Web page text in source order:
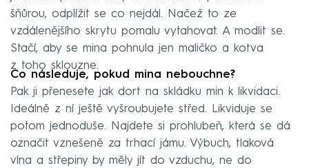
šňůrou, odplížit se co nejdál. Načež to ze
vzdálenějšího skrytu pomalu vytahovat. A modlit se.
Stačí, aby se mina pohnula jen maličko a kotva
z toho sklouzne.
Co následuje, pokud mina nebouchne?
Pak ji přenesete jak dort na skládku min k likvidaci.
Ideálně z ní ještě vyšroubujete střed. Likviduje se
potom jednoduše. Najdete si prohlubeň, která se dá
označit vznešeně za trhací jámu. Výbuch, tlaková
vlna a střepiny by měly jít do vzduchu, ne do